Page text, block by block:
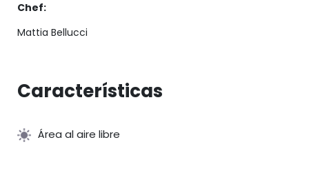
Chef:
Mattia Bellucci
Características
Área al aire libre